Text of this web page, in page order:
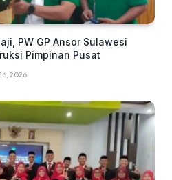
PW GP Ansor Sulawesi
Pimpinan Pusat
2026